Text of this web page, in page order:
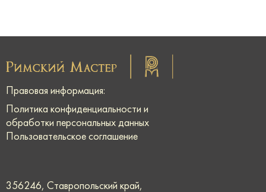
Правовая информация:
Политика конфиденциальности и
обработки персональных данных
Пользовательское соглашение
356246, Ставропольский край,